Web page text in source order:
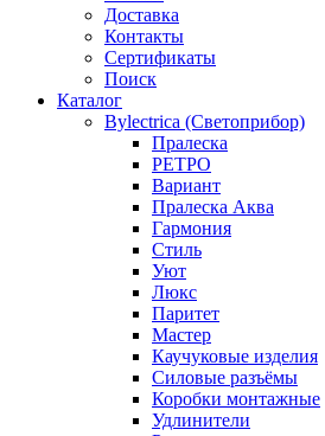
Доставка
Контакты
Сертификаты
Поиск
Каталог
Bylectrica (Светоприбор)
Пралеска
РЕТРО
Вариант
Пралеска Аква
Гармония
Стиль
Уют
Люкс
Паритет
Мастер
Каучуковые изделия
Силовые разъёмы
Коробки монтажные
Удлинители